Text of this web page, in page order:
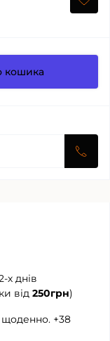
кошика
х днів
від 250грн)
щоденно. +38